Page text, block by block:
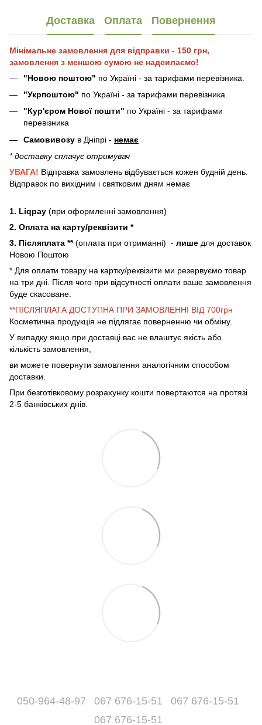
Доставка Оплата Повернення
Мінімальне замовлення для відправки - 150 грн,
замовлення з меншою сумою не надсилаємо!
"Новою поштою" по Україні - за тарифами перевізника.
"Укрпоштою" по Україні - за тарифами перевізника.
"Кур'єром Нової пошти" по Україні - за тарифами
перевізника
Самовивозу в Дніпрі - немає
* доставку сплачує отримувач
УВАГА! Відправка замовлень відбувається кожен будній день.
Відправок по вихідним і святковим дням немає
1. Liqpay (при оформленні замовлення)
2. Оплата на карту/реквізити *
3. Післяплата **(оплата при отриманні) - лише для доставок
Новою Поштою
* Для оплати товару на картку/реквізити ми резервуємо товар
на три дні. Після чого при відсутності оплати ваше замовлення
буде скасоване.
**ПІСЛЯПЛАТА ДОСТУПНА ПРИ ЗАМОВЛЕННІ ВІД 700грн
Косметична продукція не підлягає поверненню чи обміну.
У випадку якщо при доставці вас не влаштує якість або
кількість замовлення,
ви можете повернути замовлення аналогічним способом
доставки.
При безготівковому розрахунку кошти повертаются на протязі
2-5 банківських днів.
050-964-48-97 067 676-15-51
067 676-15-51
067 676-15-51